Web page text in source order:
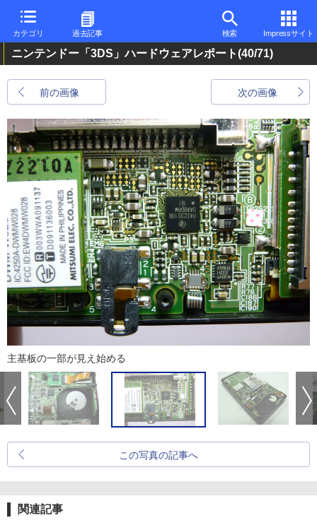
カテゴリ 過去記事 検索 Impressサイト
ニンテンドー「3DS」ハードウェアレポート(40/71)
前の画像 次の画像
主基板の一部が見え始める
この写真の記事へ
関連記事